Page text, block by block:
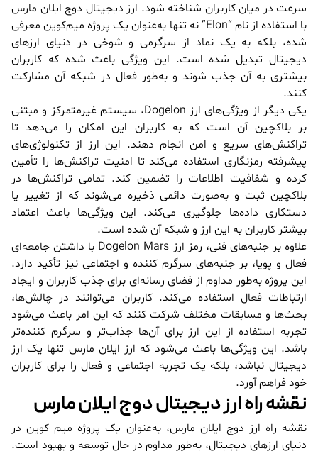
سرعت در میان کاربران شناخته شود. ارز دیجیتال دوج ایلان مارس
با استفاده از نام “Elon” نه تنها به‌عنوان یک پروژه میم‌کوین معرفی
شده، بلکه به یک نماد از سرگرمی و شوخی در دنیای ارزهای
دیجیتال تبدیل شده است. این ویژگی باعث شده که کاربران
بیشتری به آن جذب شوند و به‌طور فعال در شبکه آن مشارکت
کنند.
یکی دیگر از ویژگی‌های ارز Dogelon، سیستم غیرمتمرکز و مبتنی
بر بلاکچین آن است که به کاربران این امکان را می‌دهد تا
تراکنش‌های سریع و امن انجام دهند. این ارز از تکنولوژی‌های
پیشرفته رمزنگاری استفاده می‌کند تا امنیت تراکنش‌ها را تأمین
کرده و شفافیت اطلاعات را تضمین کند. تمامی تراکنش‌ها در
بلاکچین ثبت و به‌صورت دائمی ذخیره می‌شوند که از تغییر یا
دستکاری داده‌ها جلوگیری می‌کند. این ویژگی‌ها باعث اعتماد
بیشتر کاربران به این ارز و شبکه آن شده است.
علاوه بر جنبه‌های فنی، رمز ارز Dogelon Mars با داشتن جامعه‌ای
فعال و پویا، بر جنبه‌های سرگرم کننده و اجتماعی نیز تأکید دارد.
این پروژه به‌طور مداوم از فضای رسانه‌ای برای جذب کاربران و ایجاد
ارتباطات فعال استفاده می‌کند. کاربران می‌توانند در چالش‌ها،
بحث‌ها و مسابقات مختلف شرکت کنند که این امر باعث می‌شود
تجربه استفاده از این ارز برای آن‌ها جذاب‌تر و سرگرم کننده‌تر
باشد. این ویژگی‌ها باعث می‌شود که ارز ایلان مارس تنها یک ارز
دیجیتال نباشد، بلکه یک تجربه اجتماعی و فعال را برای کاربران
خود فراهم آورد.
نقشه راه ارز دیجیتال دوج ایلان مارس
نقشه راه ارز دوج ایلان مارس، به‌عنوان یک پروژه میم کوین در
دنیای ارزهای دیجیتال، به‌طور مداوم در حال توسعه و بهبود است.